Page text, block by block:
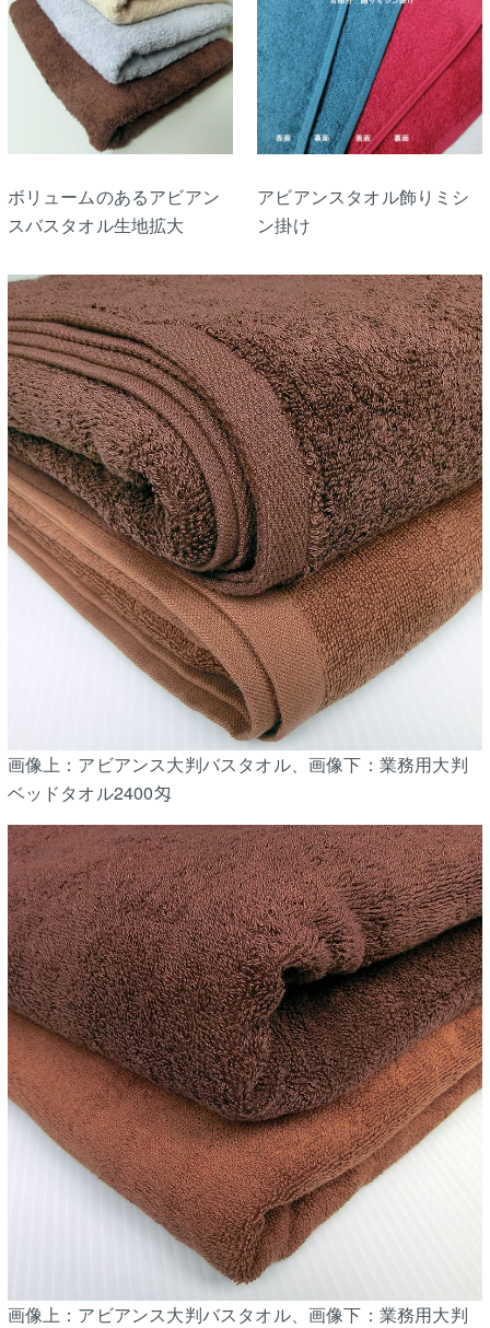
ボリュームのあるアビアン
スバスタオル生地拡大
アビアンスタオル飾りミシ
ン掛け
画像上：アビアンス大判バスタオル、画像下：業務用大判
ベッドタオル2400匁
画像上：アビアンス大判バスタオル、画像下：業務用大判